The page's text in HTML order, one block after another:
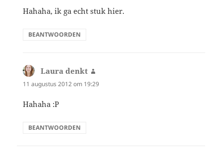
Hahaha, ik ga echt stuk hier.
BEANTWOORDEN
Laura denkt
11 augustus 2012 om 19:29
Hahaha :P
BEANTWOORDEN